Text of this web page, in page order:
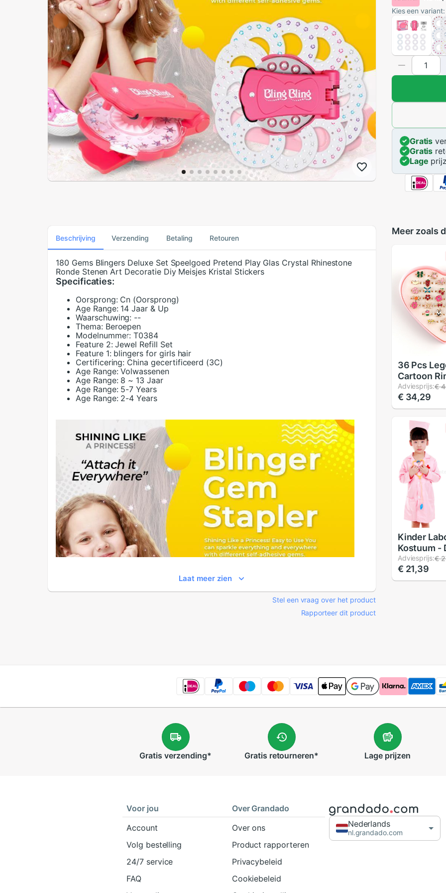
Kies een variant:
Gratis
Gratis
Lage
Beschrijving Verzending Betaling Retouren
180 Gems Blingers Deluxe Set Speelgoed Pretend Play Glas Crystal Rhinestone
Ronde Stenen Art Decoratie Diy Meisjes Kristal Stickers
Specificaties:
Oorsprong: Cn (Oorsprong)
Age Range: 14 Jaar & Up
Waarschuwing: --
Thema: Beroepen
Modelnummer: T0384
Feature 2: Jewel Refill Set
Feature 1: blingers for girls hair
Certificering: China gecertificeerd (3C)
Age Range: Volwassenen
Age Range: 8 ~ 13 Jaar
Age Range: 5-7 Years
Age Range: 2-4 Years
Laat meer zien
Stel een vraag over het product
Rapporteer dit product
Meer zoals
36 Pcs
Cartoon
Vlinderdas
Kleurrijke
Kid Ring Set
Adviesprijs:€
€ 34,29
Kinder
Kostuum -
Adviesprijs:€
€ 21,39
Gratis verzending* Gratis retourneren* Lage prijzen
Voor jou
Account
Volg bestelling
24/7 service
FAQ
Over Grandado
Over ons
Product rapporteren
Privacybeleid
Cookiebeleid
Nederlands
nl.grandado.com